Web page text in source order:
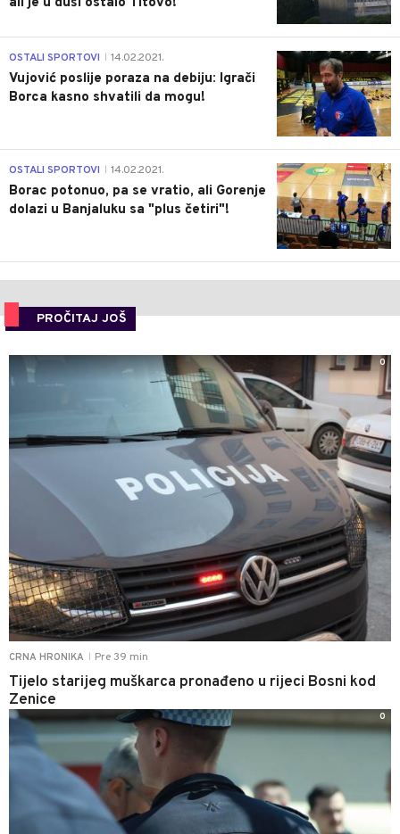
1
OSTALI SPORTOVI 14.02.2021.
Vujović poslije poraza na debiju: Igrači
Borca kasno shvatili da mogu!
3
OSTALI SPORTOVI 14.02.2021.
Borac potonuo, pa se vratio, ali Gorenje
dolazi u Banjaluku sa "plus četiri"!
PROČITAJ JOŠ
CRNA HRONIKA Pre 39 min
Tijelo starijeg muškarca pronađeno u rijeci Bosni kod
Zenice
0
0